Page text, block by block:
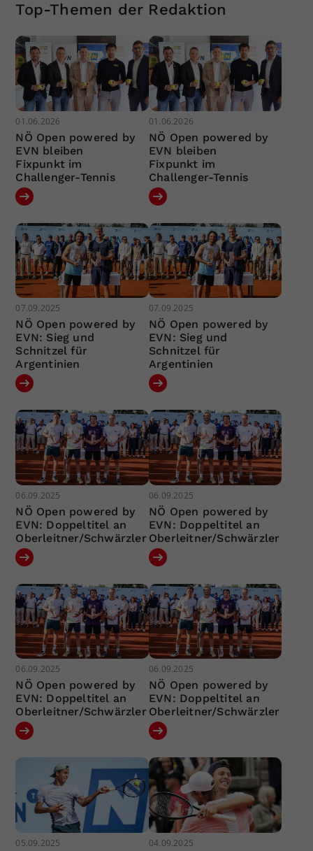
Top-Themen der Redaktion
01.06.2026
NÖ Open powered by
EVN bleiben
Fixpunkt im
Challenger-Tennis
01.06.2026
NÖ Open powered by
EVN bleiben
Fixpunkt im
Challenger-Tennis
07.09.2025
NÖ Open powered by
EVN: Sieg und
Schnitzel für
Argentinien
07.09.2025
NÖ Open powered by
EVN: Sieg und
Schnitzel für
Argentinien
06.09.2025
NÖ Open powered by
EVN: Doppeltitel an
Oberleitner/Schwärzler
06.09.2025
NÖ Open powered by
EVN: Doppeltitel an
Oberleitner/Schwärzler
06.09.2025
NÖ Open powered by
EVN: Doppeltitel an
Oberleitner/Schwärzler
06.09.2025
NÖ Open powered by
EVN: Doppeltitel an
Oberleitner/Schwärzler
05.09.2025 04.09.2025